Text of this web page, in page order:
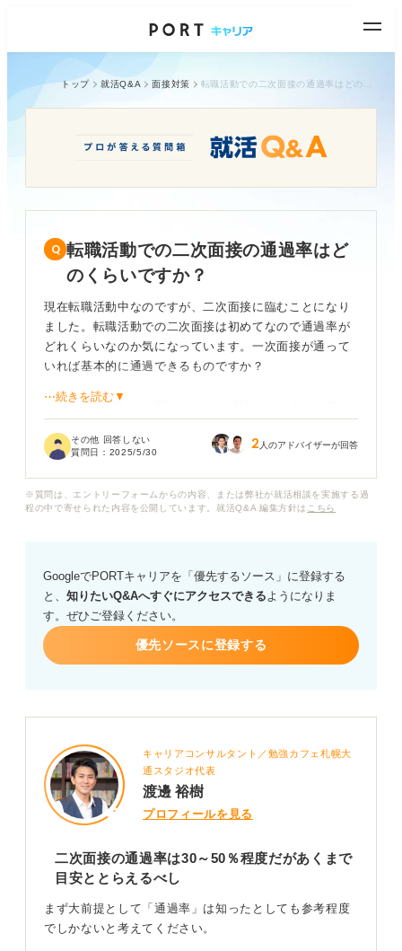
トップ 就活Q&A 面接対策
転職活動での二次面接の通過率はど
のくらいですか？
現在転職活動中なのですが、二次面接に臨むことになり
ました。転職活動での二次面接は初めてなので通過率が
どれくらいなのか気になっています。一次面接が通って
いれば基本的に通過できるものですか？
一次面接よりもより深くスキルや経験、カルチャーフィ
ています。
接での評価ポイント、通過するためにどのような準備を
⋯続きを読む▼
その他 回答しない
質問日： 2025/5/30 2 人のアドバイザーが回答
※質問は、エントリーフォームからの内容、または弊社が就活相談を実施する過
程の中で寄せられた内容を公開しています。就活Q&A 編集方針は こちら
GoogleでPORTキャリアを「優先するソース」に登録する
と、 知りたいQ&Aへすぐにアクセスできるようになりま
す。ぜひご登録ください。
優先ソースに登録する
キャリアコンサルタント／勉強カフェ札幌大
通スタジオ代表
渡邊 裕樹
プロフィールを見る
二次面接の通過率は30～50％程度だがあくまで
目安ととらえるべし
まず大前提として「通過率」は知ったとしても参考程度
でしかないと考えてください。